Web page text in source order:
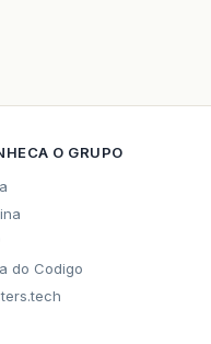
O GRUPO
do Codigo